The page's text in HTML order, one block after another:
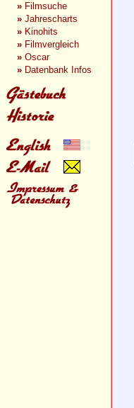
» Filmsuche
» Jahrescharts
» Kinohits
» Filmvergleich
» Oscar
» Datenbank Infos